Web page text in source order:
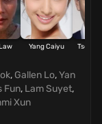
Yang Caiyu Tse
, Gallen Lo,Yan
Fun, Lam Suyet,
Xun